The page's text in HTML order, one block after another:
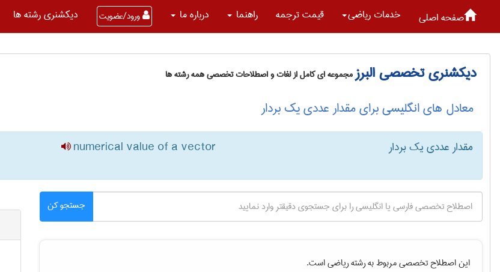
صفحه اصلی خدمات رياضی قیمت ترجمه راهنما درباره ما ورود/عضویت دیکشنری رشته ها
دیکشنری تخصصی البرزمجموعه ای کامل از لغات و اصطلاحات تخصصی همه رشته ها
معادل های انگلیسی برای مقدار عددی یک بردار
مقدار عددی یک بردار numerical value of a vector
جستجو کن
این اصطلاح تخصصی مربوط به رشتهرياضیاست.